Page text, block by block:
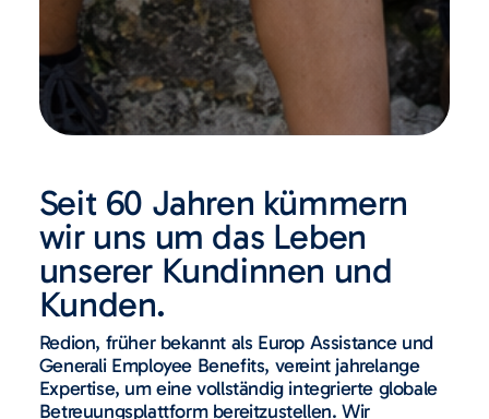
Seit 60 Jahren kümmern
wir uns um das Leben
unserer Kundinnen und
Kunden.
Redion, früher bekannt als Europ Assistance und
Generali Employee Benefits, vereint jahrelange
Expertise, um eine vollständig integrierte globale
Betreuungsplattform bereitzustellen. Wir